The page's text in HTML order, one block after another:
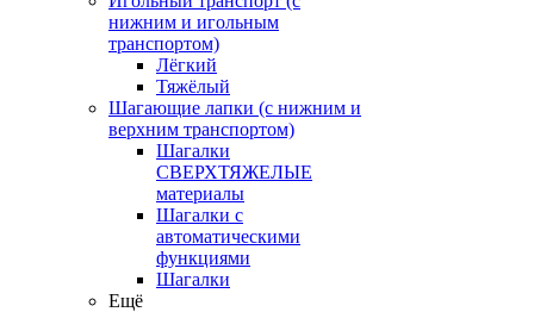
нижним и игольным
транспортом)
Лёгкий
Тяжёлый
Шагающие лапки (с нижним и
верхним транспортом)
Шагалки
СВЕРХТЯЖЕЛЫЕ
материалы
Шагалки с
автоматическими
функциями
Шагалки
Ещё